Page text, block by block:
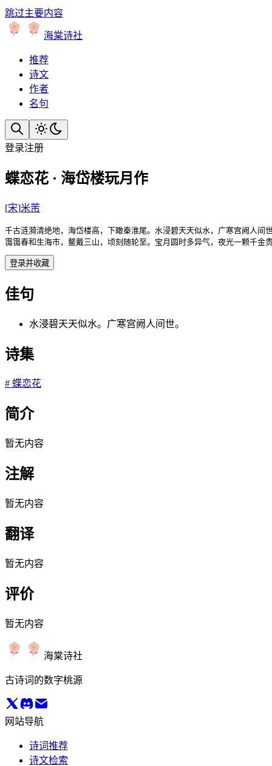
跳过主要内容
海棠诗社
推荐
诗文
作者
名句
登录注册
蝶恋花 · 海岱楼玩月作
[宋]米芾
千古涟漪清绝地，海岱楼高，下瞰秦淮尾。水浸碧天天似水，广寒宫阙人间
霭霭春和生海市，鳌戴三山，顷刻随轮至。宝月圆时多异气，夜光一颗千金
登录并收藏
佳句
水浸碧天天似水。广寒宫阙人间世。
诗集
# 蝶恋花
简介
暂无内容
注解
暂无内容
翻译
暂无内容
评价
暂无内容
海棠诗社
古诗词的数字桃源
网站导航
诗词推荐
诗文检索